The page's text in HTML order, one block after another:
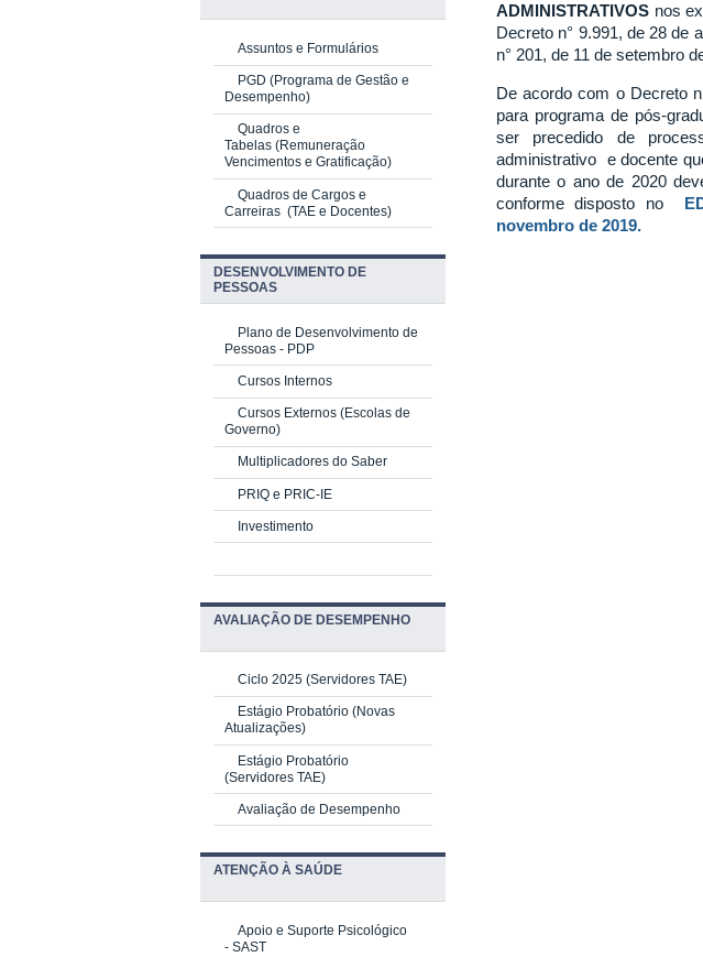
ADMINISTRATIVOS nos
Decreto n° 9.991, de 28 de
n° 201, de 11 de setembro
De acordo com o Decreto
para programa de pós-
ser precedido de
administrativo e docente
durante o ano de 2020
conforme disposto no
novembro de 2019.
Assuntos e Formulários
PGD (Programa de Gestão e
Desempenho)
Quadros e
Tabelas (Remuneração
Vencimentos e Gratificação)
Quadros de Cargos e
Carreiras (TAE e Docentes)
DESENVOLVIMENTO DE
PESSOAS
Plano de Desenvolvimento de
Pessoas - PDP
Cursos Internos
Cursos Externos (Escolas de
Governo)
Multiplicadores do Saber
PRIQ e PRIC-IE
Investimento
AVALIAÇÃO DE DESEMPENHO
Ciclo 2025 (Servidores TAE)
Estágio Probatório (Novas
Atualizações)
Estágio Probatório
(Servidores TAE)
Avaliação de Desempenho
ATENÇÃO À SAÚDE
Apoio e Suporte Psicológico
- SAST